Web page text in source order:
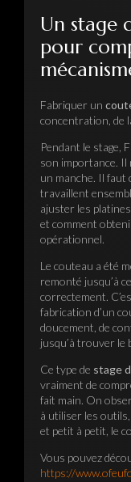
Un stage
pour
Fabriquer un
concentration, de
Pendant le stage,
son importance. Il
un manche. Il faut
travaillent
ajuster les
et comment
opérationnel.
Le couteau a été
remonté jusqu’à
correctement.
fabrication d’un
doucement, de
jusqu’à trouver le
Ce type de stage
vraiment de
fait main. On
à utiliser les
et petit à petit, le
Vous pouvez
https://